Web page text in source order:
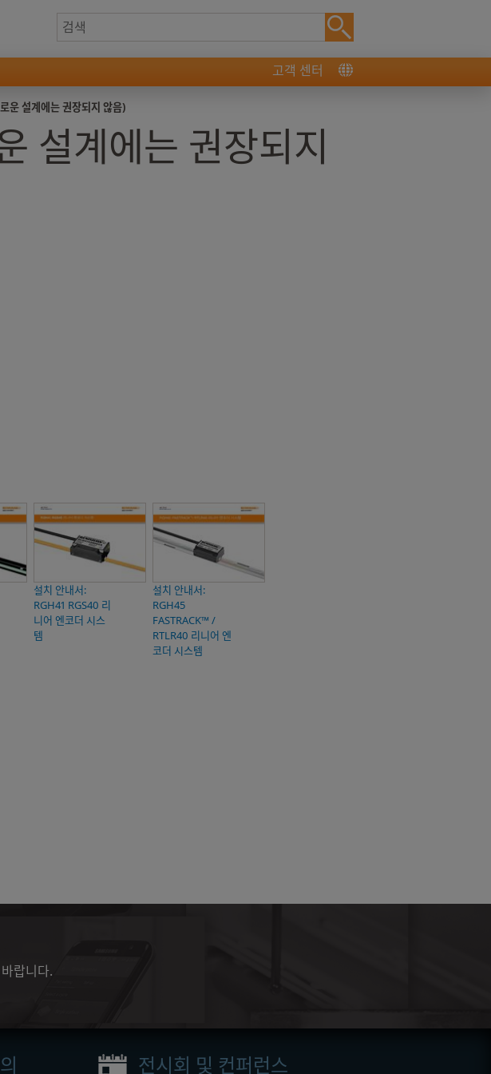
고객 센터
운 설계에는 권장되지 않음)
설계에는 권장되지
설치 안내서:
RGH41 RGS40 리
니어 엔코더 시스
템
설치 안내서:
RGH45
FASTRACK™ /
RTLR40 리니어 엔
코더 시스템
랍니다.
전시회 및 컨퍼런스